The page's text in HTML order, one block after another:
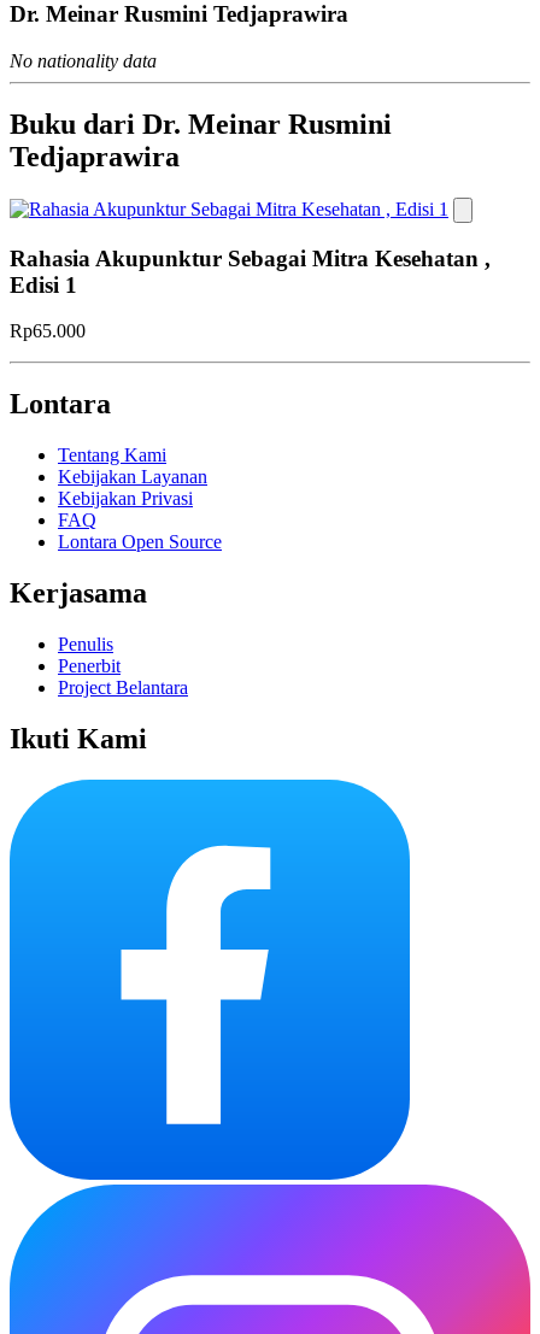
Dr. Meinar Rusmini Tedjaprawira
No nationality data
Buku dari Dr. Meinar Rusmini
Tedjaprawira
Rahasia Akupunktur Sebagai Mitra Kesehatan ,
Edisi 1
Rp65.000
Lontara
Tentang Kami
Kebijakan Layanan
Kebijakan Privasi
FAQ
Lontara Open Source
Kerjasama
Penulis
Penerbit
Project Belantara
Ikuti Kami